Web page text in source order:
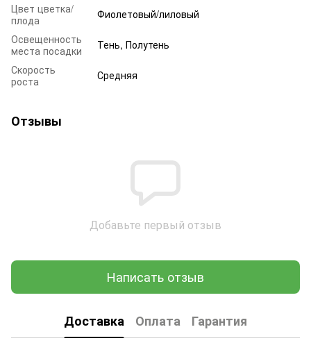
Цвет цветка/
плода
Фиолетовый/лиловый
Освещенность
места посадки
Тень, Полутень
Скорость
роста
Средняя
Отзывы
Добавьте первый отзыв
Написать отзыв
Доставка Оплата Гарантия